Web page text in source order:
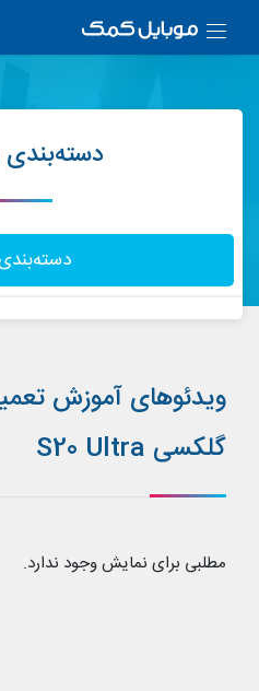
دسته‌بندی
ویدئوهای آموزش
گلکسی S20 Ultra
مطلبی برای نمایش وجود ندارد.